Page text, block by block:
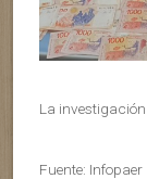
La
Fuente: Infopaer